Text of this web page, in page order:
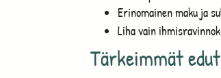
Erinomainen maku ja
Liha vain
Tärkeimmät edut